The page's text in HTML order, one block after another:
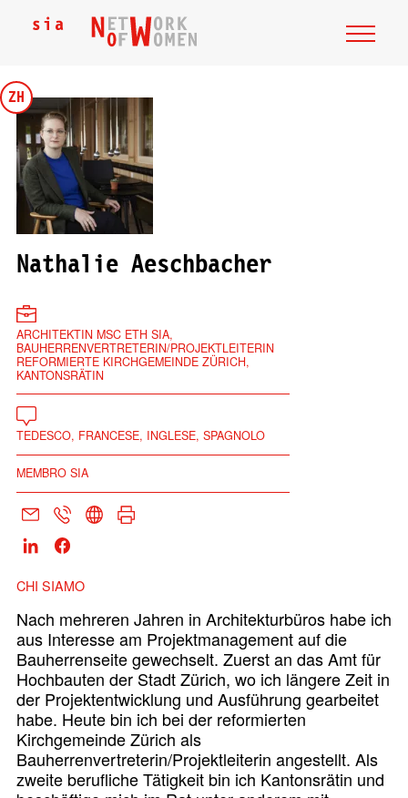
ZH
Nathalie Aeschbacher
ARCHITEKTIN MSC ETH SIA,
BAUHERRENVERTRETERIN/PROJEKTLEITERIN
REFORMIERTE KIRCHGEMEINDE ZÜRICH,
KANTONSRÄTIN
TEDESCO, FRANCESE, INGLESE, SPAGNOLO
MEMBRO SIA
CHI SIAMO
Nach mehreren Jahren in Architekturbüros habe ich
aus Interesse am Projektmanagement auf die
Bauherrenseite gewechselt. Zuerst an das Amt für
Hochbauten der Stadt Zürich, wo ich längere Zeit in
der Projektentwicklung und Ausführung gearbeitet
habe. Heute bin ich bei der reformierten
Kirchgemeinde Zürich als
Bauherrenvertreterin/Projektleiterin angestellt. Als
zweite berufliche Tätigkeit bin ich Kantonsrätin und